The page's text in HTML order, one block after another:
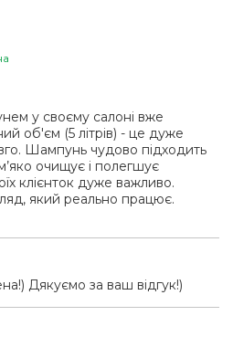
у своєму салоні вже
об'єм (5 літрів) - це дуже
Шампунь чудово підходить
очищує і полегшує
клієнток дуже важливо.
який реально працює.
Дякуємо за ваш відгук!)